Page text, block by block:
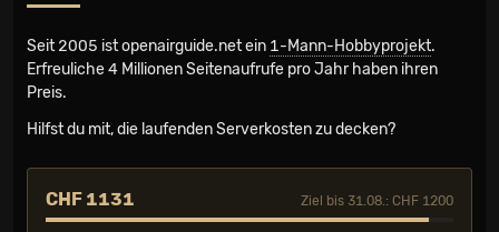
Seit 2005 ist openairguide.net ein 1-Mann-Hobbyprojekt.
Erfreuliche 4 Millionen Seiten­aufrufe pro Jahr haben ihren
Preis.
Hilfst du mit, die laufenden Serverkosten zu decken?
CHF 1131 Ziel bis 31.08.: CHF 1200